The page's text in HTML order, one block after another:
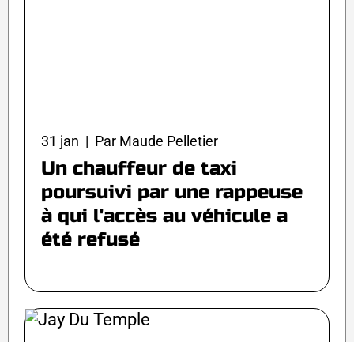
31 jan | Par Maude Pelletier
Un chauffeur de taxi
poursuivi par une rappeuse
à qui l'accès au véhicule a
été refusé